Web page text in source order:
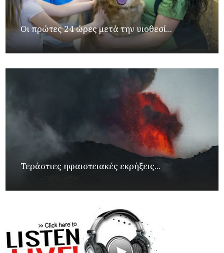
Οι πρώτες 24 ώρες μετά την υιοθεσί...
Τεράστιες ηφαιστειακές εκρήξεις...